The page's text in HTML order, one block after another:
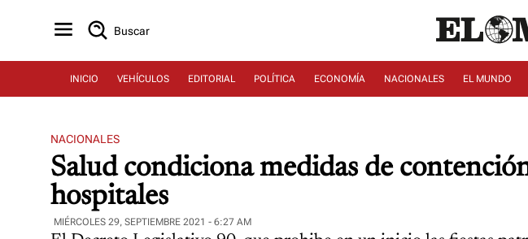
Buscar
INICIO VEHÍCULOS EDITORIAL POLÍTICA ECONOMÍA NACIONALES EL MUNDO
NACIONALES
Salud condiciona medidas de
hospitales
MIÉRCOLES 29, SEPTIEMBRE 2021 - 6:27 AM